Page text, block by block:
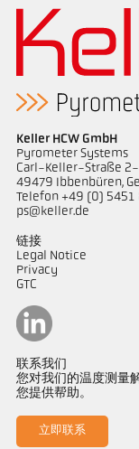
Keller HCW GmbH
Pyrometer Systems
Carl-Keller-Straße
49479 Ibbenbüren,
Telefon +49 (0) 5451
ps@keller.de
链接
Legal Notice
Privacy
GTC
联系我们
您对我们的温度测量
您提供帮助。
立即联系